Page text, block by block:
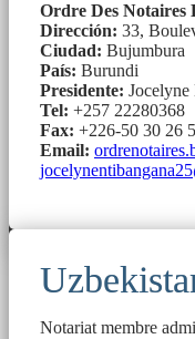
Ordre Des
Dirección: 33,
Ciudad: Bujumbura
País: Burundi
Presidente:
Tel: +257 22280368
Fax: +226-50 30 26
Email:
Notariat membre